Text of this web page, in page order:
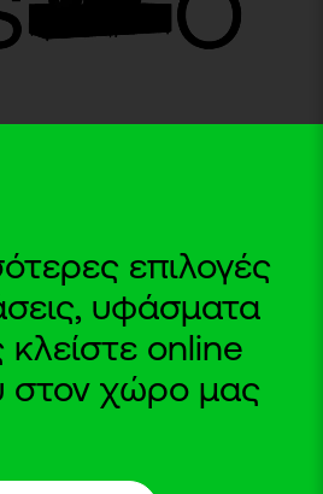
επιλογές
υφάσματα
κλείστε online
στον χώρο μας